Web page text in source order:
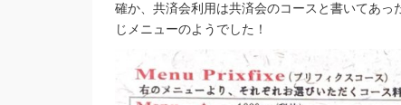
確か、共済会利用は共済会のコースと書いてあ
じメニューのようでした！